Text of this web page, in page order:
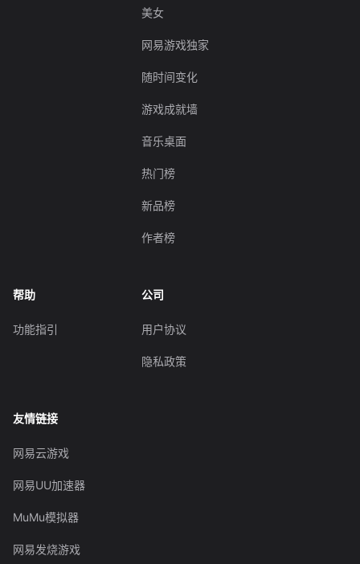
美女
网易游戏独家
随时间变化
游戏成就墙
音乐桌面
热门榜
新品榜
作者榜
帮助
功能指引
公司
用户协议
隐私政策
友情链接
网易云游戏
网易UU加速器
MuMu模拟器
网易发烧游戏